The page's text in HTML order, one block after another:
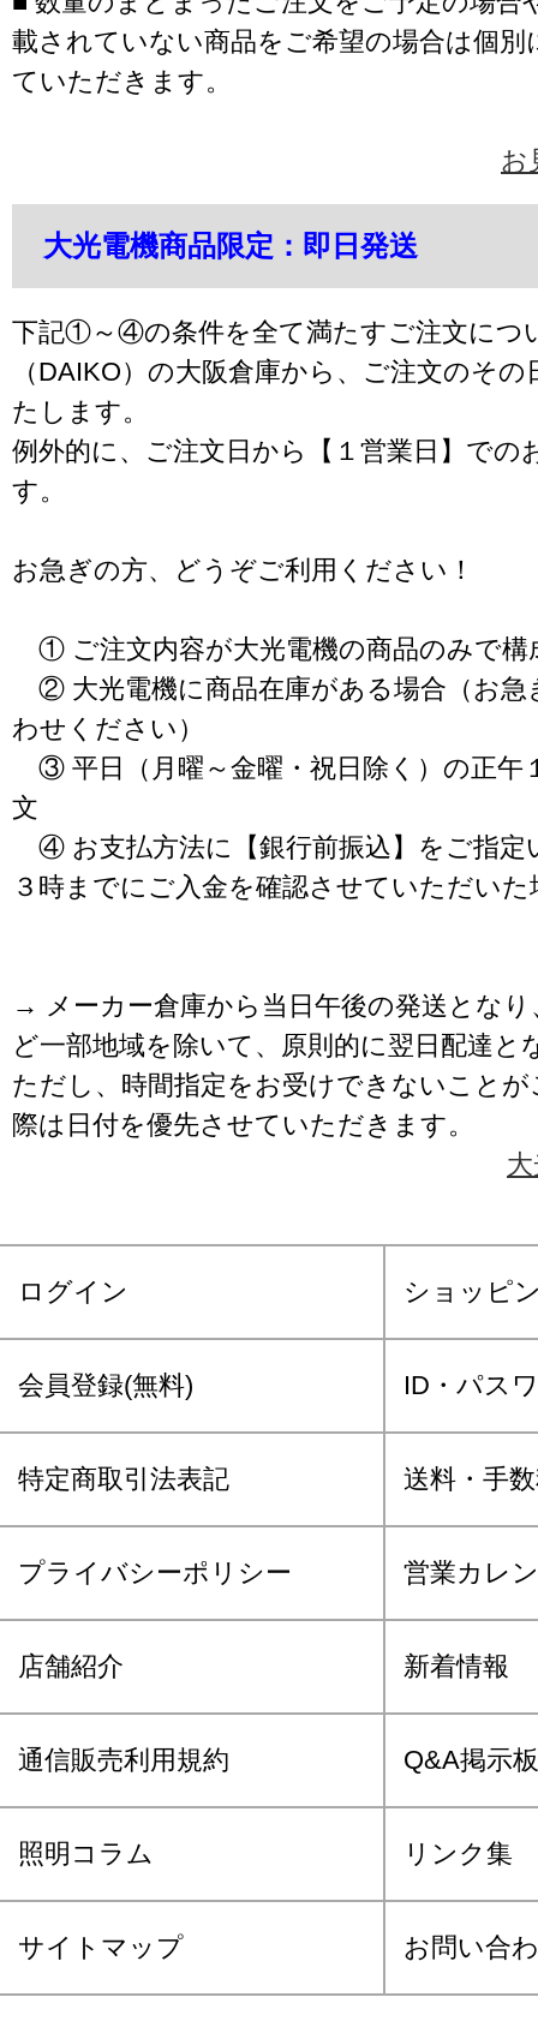
載されていない商品をご希望の場合は個別
ていただきます。
お
大光電機商品限定：即日発送
下記①～④の条件を全て満たすご注文につ
（DAIKO）の大阪倉庫から、ご注文のそ
たします。
例外的に、ご注文日から【１営業日】での
す。
お急ぎの方、どうぞご利用ください！
① ご注文内容が大光電機の商品のみで構
② 大光電機に商品在庫がある場合（お急
わせください）
③ 平日（月曜～金曜・祝日除く）の正午
文
④ お支払方法に【銀行前振込】をご指定
３時までにご入金を確認させていただいた
→ メーカー倉庫から当日午後の発送となり
ど一部地域を除いて、原則的に翌日配達と
ただし、時間指定をお受けできないこと
際は日付を優先させていただきます。
ログイン ショッピ
会員登録(無料) ID・パス
特定商取引法表記 送料・手
プライバシーポリシー 営業カレ
店舗紹介 新着情報
通信販売利用規約 Q&A掲示板
照明コラム リンク集
サイトマップ お問い合